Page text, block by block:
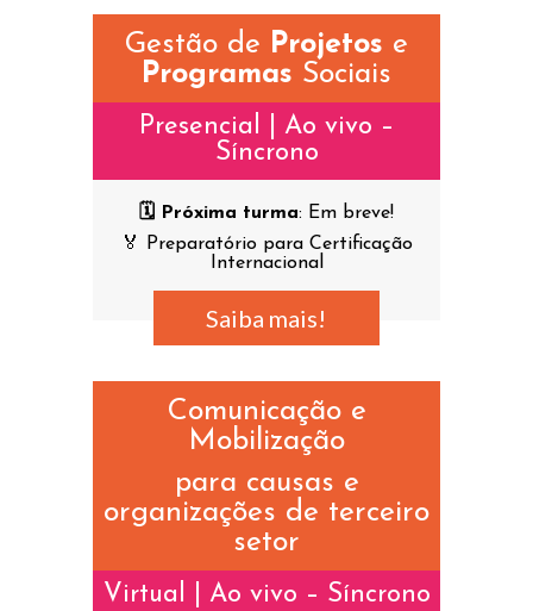
Gestão de Projetos e
Programas Sociais
Presencial | Ao vivo –
Síncrono
🗓️ Próxima turma: Em breve!
🏅 Preparatório para Certificação
Internacional
Saiba mais!
Comunicação e
Mobilização
para causas e
organizações de terceiro
setor
Virtual | Ao vivo – Síncrono